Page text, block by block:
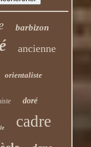
barbizon
ancienne
orientaliste
doré
cadre